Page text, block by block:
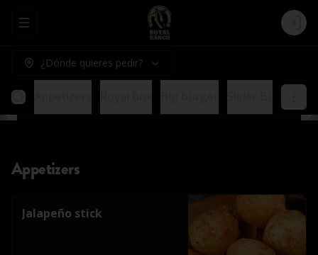
Abrir menu de navegación Login
¿Dónde quieres pedir?
Appetizers
Jalapeño stick